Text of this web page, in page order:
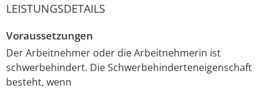
LEISTUNGSDETAILS
Voraussetzungen
Der Arbeitnehmer oder die Arbeitnehmerin ist
schwerbehindert. Die Schwerbehinderteneigenschaft
besteht, wenn